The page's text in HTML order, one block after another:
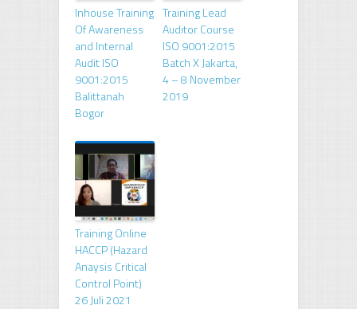
Inhouse Training
Of Awareness
and Internal
Audit ISO
9001:2015
Balittanah
Bogor
Training Lead
Auditor Course
ISO 9001:2015
Batch X Jakarta,
4 – 8 November
2019
Training Online
HACCP (Hazard
Anaysis Critical
Control Point)
26 Juli 2021